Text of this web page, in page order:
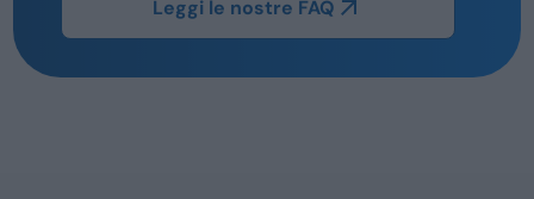
Leggi le nostre FAQ